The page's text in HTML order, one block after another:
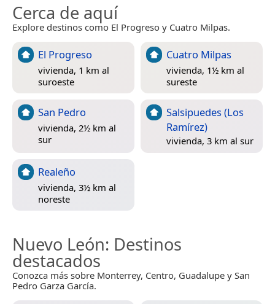
Cerca de aquí
Explore destinos como El Progreso y Cuatro Milpas.
El Progreso
vivienda, 1 km al
suroeste
Cuatro Milpas
vivienda, 1½ km al
sureste
San Pedro
vivienda, 2½ km al
sur
Salsipuedes (Los
Ramírez)
vivienda, 3 km al sur
Realeño
vivienda, 3½ km al
noreste
Nuevo León: Destinos
destacados
Conozca más sobre Monterrey, Centro, Guadalupe y San
Pedro Garza García.